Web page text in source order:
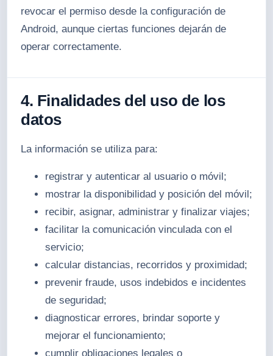
revocar el permiso desde la configuración de
Android, aunque ciertas funciones dejarán de
operar correctamente.
4. Finalidades del uso de los
datos
La información se utiliza para:
registrar y autenticar al usuario o móvil;
mostrar la disponibilidad y posición del móvil;
recibir, asignar, administrar y finalizar viajes;
facilitar la comunicación vinculada con el
servicio;
calcular distancias, recorridos y proximidad;
prevenir fraude, usos indebidos e incidentes
de seguridad;
diagnosticar errores, brindar soporte y
mejorar el funcionamiento;
cumplir obligaciones legales o